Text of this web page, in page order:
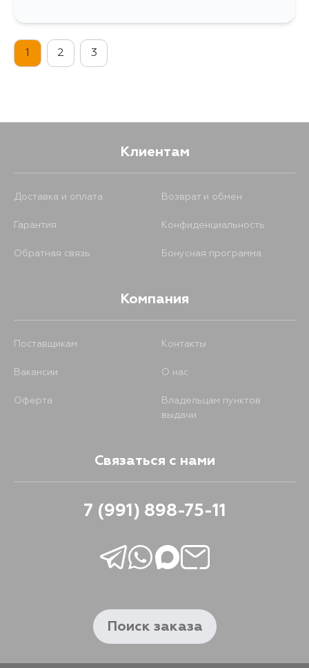
1 2 3
Клиентам
Доставка и оплата Возврат и обмен
Гарантия Конфиденциальность
Обратная связь Бонусная программа
Компания
Поставщикам Контакты
Вакансии О нас
Оферта
Владельцам пунктов
выдачи
Связаться с нами
7 (991) 898-75-11
Поиск заказа